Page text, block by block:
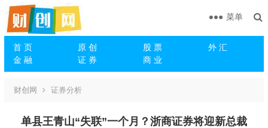
首 页 原 创 股 票
外 汇
金 融
证 券 商 业
菜单
财创网 证券分析
单县王青山“失联”一个月？浙商证券将迎新总裁